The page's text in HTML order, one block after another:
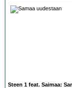
Steen 1 feat. Saimaa: